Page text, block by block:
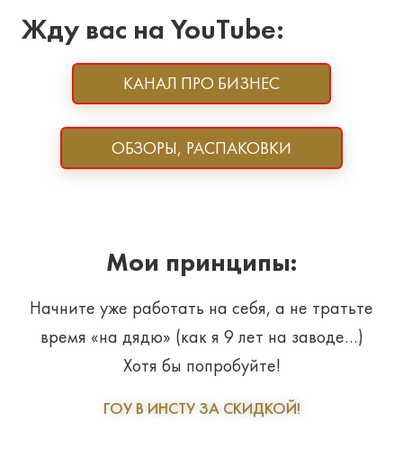
Жду вас на YouTube:
КАНАЛ ПРО БИЗНЕС
ОБЗОРЫ, РАСПАКОВКИ
Мои принципы:
Начните уже работать на себя, а не тратьте
время «на дядю» (как я 9 лет на заводе…)
Хотя бы попробуйте!
ГОУ В ИНСТУ ЗА СКИДКОЙ!